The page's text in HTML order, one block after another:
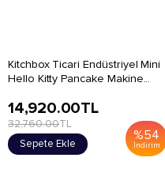
Kitchbox Ticari Endüstriyel Mini
Hello Kitty Pancake Makine...
%54
İndirim
14,920.00TL
32,760.00TL
Sepete Ekle